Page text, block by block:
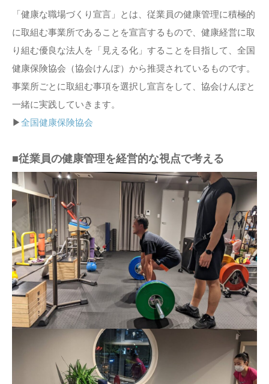
「健康な職場づくり宣言」とは、従業員の健康管理に積極的
に取組む事業所であることを宣言するもので、健康経営に取
り組む優良な法人を「見える化」することを目指して、全国
健康保険協会（協会けんぽ）から推奨されているものです。
事業所ごとに取組む事項を選択し宣言をして、協会けんぽと
一緒に実践していきます。
▶全国健康保険協会
■従業員の健康管理を経営的な視点で考える